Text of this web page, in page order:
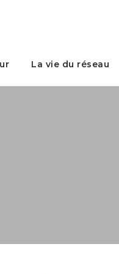
La vie du réseau